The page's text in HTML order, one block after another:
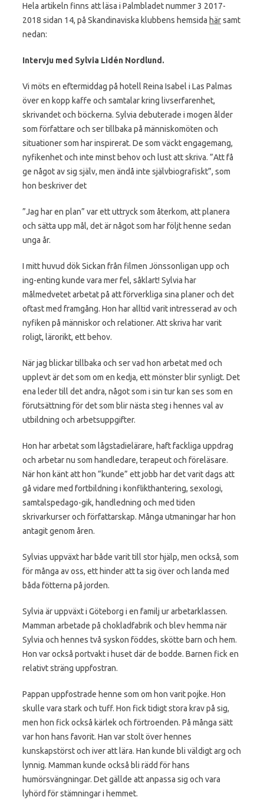
Hela artikeln finns att läsa i Palmbladet nummer 3 2017-
2018 sidan 14, på Skandinaviska klubbens hemsida härsamt
nedan:
Intervju med Sylvia Lidén Nordlund.
Vi möts en eftermiddag på hotell Reina Isabel i Las Palmas
över en kopp kaffe och samtalar kring livserfarenhet,
skrivandet och böckerna. Sylvia debuterade i mogen ålder
som författare och ser tillbaka på människomöten och
situationer som har inspirerat. De som väckt engagemang,
nyfikenhet och inte minst behov och lust att skriva. ”Att få
ge något av sig själv, men ändå inte självbiografiskt”, som
hon beskriver det
”Jag har en plan” var ett uttryck som återkom, att planera
och sätta upp mål, det är något som har följt henne sedan
unga år.
I mitt huvud dök Sickan från filmen Jönssonligan upp och
ing-enting kunde vara mer fel, såklart! Sylvia har
målmedvetet arbetat på att förverkliga sina planer och det
oftast med framgång. Hon har alltid varit intresserad av och
nyfiken på människor och relationer. Att skriva har varit
roligt, lärorikt, ett behov.
När jag blickar tillbaka och ser vad hon arbetat med och
upplevt är det som om en kedja, ett mönster blir synligt. Det
ena leder till det andra, något som i sin tur kan ses som en
förutsättning för det som blir nästa steg i hennes val av
utbildning och arbetsuppgifter.
Hon har arbetat som lågstadielärare, haft fackliga uppdrag
och arbetar nu som handledare, terapeut och föreläsare.
När hon känt att hon ”kunde” ett jobb har det varit dags att
gå vidare med fortbildning i konflikthantering, sexologi,
samtalspedago-gik, handledning och med tiden
skrivarkurser och författarskap. Många utmaningar har hon
antagit genom åren.
Sylvias uppväxt har både varit till stor hjälp, men också, som
för många av oss, ett hinder att ta sig över och landa med
båda fötterna på jorden.
Sylvia är uppväxt i Göteborg i en familj ur arbetarklassen.
Mamman arbetade på chokladfabrik och blev hemma när
Sylvia och hennes två syskon föddes, skötte barn och hem.
Hon var också portvakt i huset där de bodde. Barnen fick en
relativt sträng uppfostran.
Pappan uppfostrade henne som om hon varit pojke. Hon
skulle vara stark och tuff. Hon fick tidigt stora krav på sig,
men hon fick också kärlek och förtroenden. På många sätt
var hon hans favorit. Han var stolt över hennes
kunskapstörst och iver att lära. Han kunde bli väldigt arg och
lynnig. Mamman kunde också bli rädd för hans
humörsvängningar. Det gällde att anpassa sig och vara
lyhörd för stämningar i hemmet.